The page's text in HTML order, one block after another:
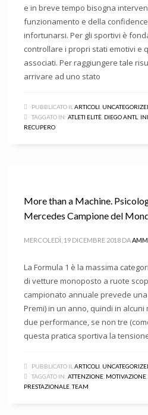
e in breve tempo bisogna
funzionamento e della
infortunarsi. Per gli sportivi è
controllare i propri stati emotivi e
associati. Per raggiungere tale
arrivare ad uno stato
PUBBLICATO IL ARTICOLI
TAGGATO IN: ATLETI ELITÈ DIEGO ANTL
RECUPERO
More than a Machine.
Mercedes Campione del
MERCOLEDÌ, 19 DICEMBRE 2018 DA
La Formula 1 è la massima
di vetture monoposto a ruote
campionato annuale prevede
Premi) in un anno, quindi in
due performance, se non tre
questa pratica sportiva la
PUBBLICATO IL ARTICOLI
TAGGATO IN: ATTENZIONE MOTIVAZIONE
PRESTAZIONALE ,TEAM